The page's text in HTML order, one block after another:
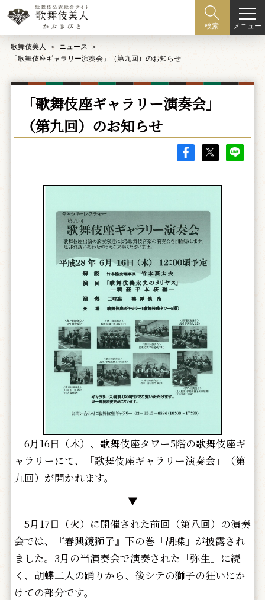
検索 メニュー
歌舞伎美人
ニュース
「歌舞伎座ギャラリー演奏会」（第九回）のお知らせ
「歌舞伎座ギャラリー演奏会」
（第九回）のお知らせ
6月16日（木）、歌舞伎座タワー5階の歌舞伎座ギ
ャラリーにて、「歌舞伎座ギャラリー演奏会」（第
九回）が開かれます。
▼
5月17日（火）に開催された前回（第八回）の演奏
会では、『春興鏡獅子』下の巻「胡蝶」が披露され
ました。3月の当演奏会で演奏された「弥生」に続
く、胡蝶二人の踊りから、後シテの獅子の狂いにか
けての部分です。